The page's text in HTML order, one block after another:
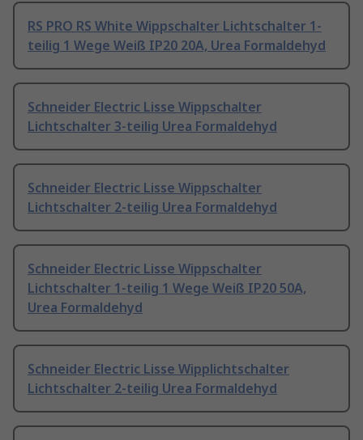
RS PRO RS White Wippschalter Lichtschalter 1-
teilig 1 Wege Weiß IP20 20A, Urea Formaldehyd
Schneider Electric Lisse Wippschalter
Lichtschalter 3-teilig Urea Formaldehyd
Schneider Electric Lisse Wippschalter
Lichtschalter 2-teilig Urea Formaldehyd
Schneider Electric Lisse Wippschalter
Lichtschalter 1-teilig 1 Wege Weiß IP20 50A,
Urea Formaldehyd
Schneider Electric Lisse Wipplichtschalter
Lichtschalter 2-teilig Urea Formaldehyd